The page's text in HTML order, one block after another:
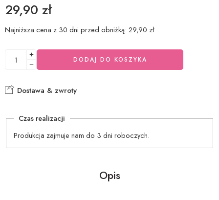
29,90 zł
Najniższa cena z 30 dni przed obniżką: 29,90 zł
DODAJ DO KOSZYKA
Dostawa & zwroty
Czas realizacji
Produkcja zajmuje nam do 3 dni roboczych.
Opis